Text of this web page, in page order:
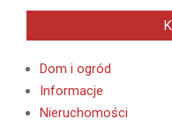
Dom i ogród
Informacje
Nieruchomości